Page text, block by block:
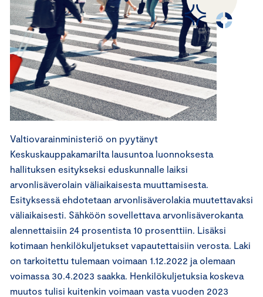
Valtiovarainministeriö on pyytänyt
Keskuskauppakamarilta lausuntoa luonnoksesta
hallituksen esitykseksi eduskunnalle laiksi
arvonlisäverolain väliaikaisesta muuttamisesta.
Esityksessä ehdotetaan arvonlisäverolakia muutettavaksi
väliaikaisesti. Sähköön sovellettava arvonlisäverokanta
alennettaisiin 24 prosentista 10 prosenttiin. Lisäksi
kotimaan henkilökuljetukset vapautettaisiin verosta. Laki
on tarkoitettu tulemaan voimaan 1.12.2022 ja olemaan
voimassa 30.4.2023 saakka. Henkilökuljetuksia koskeva
muutos tulisi kuitenkin voimaan vasta vuoden 2023